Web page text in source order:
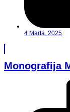
4 Marta, 2025
Monografija